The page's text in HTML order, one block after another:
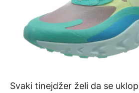
Svaki tinejdžer želi da se